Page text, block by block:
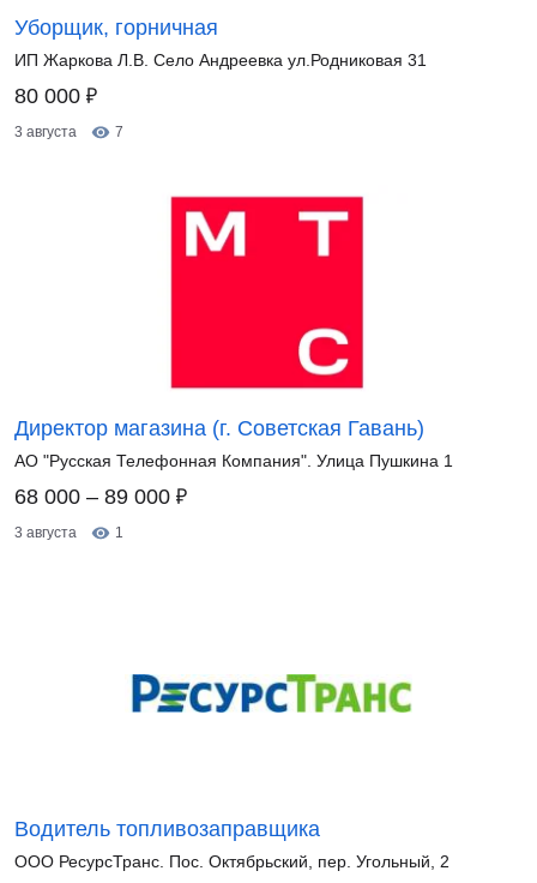
Уборщик, горничная
ИП Жаркова Л.В. Село Андреевка ул.Родниковая 31
80 000 ₽
3 августа 7
Директор магазина (г. Советская Гавань)
АО "Русская Телефонная Компания". Улица Пушкина 1
68 000 – 89 000 ₽
3 августа 1
Водитель топливозаправщика
ООО РесурсТранс. Пос. Октябрьский, пер. Угольный, 2